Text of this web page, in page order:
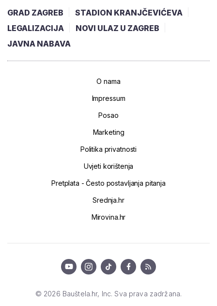
GRAD ZAGREB
STADION KRANJČEVIĆEVA
LEGALIZACIJA
NOVI ULAZ U ZAGREB
JAVNA NABAVA
O nama
Impressum
Posao
Marketing
Politika privatnosti
Uvjeti korištenja
Pretplata - Često postavljanja pitanja
Srednja.hr
Mirovina.hr
© 2026 Bauštela.hr, Inc. Sva prava zadržana.